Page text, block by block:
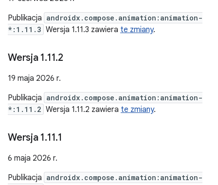
Publikacja androidx.compose.animation:animation-
*:1.11.3 Wersja 1.11.3 zawiera te zmiany.
Wersja 1.11.2
19 maja 2026 r.
Publikacja androidx.compose.animation:animation-
*:1.11.2 Wersja 1.11.2 zawiera te zmiany.
Wersja 1.11.1
6 maja 2026 r.
Publikacja androidx.compose.animation:animation-